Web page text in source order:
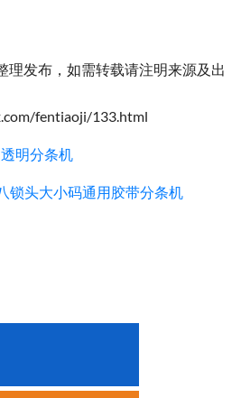
理发布，如需转载请注明来源及出
fentiaoji/133.html
明分条机
锁头大小码通用胶带分条机